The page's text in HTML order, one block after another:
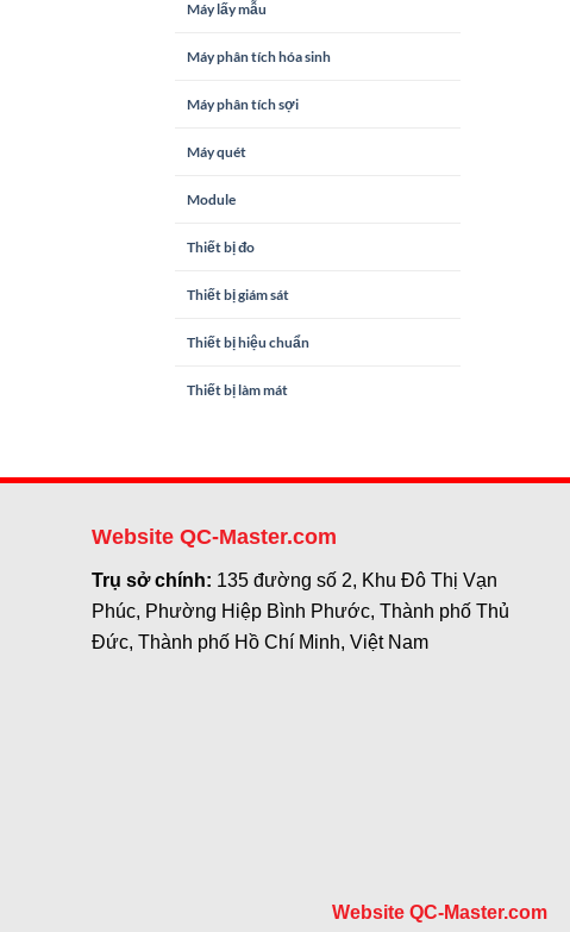
Máy lấy mẫu
Máy phân tích hóa sinh
Máy phân tích sợi
Máy quét
Module
Thiết bị đo
Thiết bị giám sát
Thiết bị hiệu chuẩn
Thiết bị làm mát
Website QC-Master.com
Trụ sở chính: 135 đường số 2, Khu Đô Thị Vạn
Phúc, Phường Hiệp Bình Phước, Thành phố Thủ
Đức, Thành phố Hồ Chí Minh, Việt Nam
Website QC-Master.com